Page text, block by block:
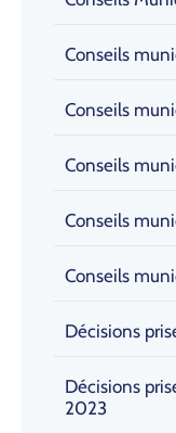
Conseils
Conseils
Conseils
Conseils
Conseils
Décisions
Décisions
2023